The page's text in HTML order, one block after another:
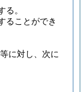
。
ることができ
に対し、次に